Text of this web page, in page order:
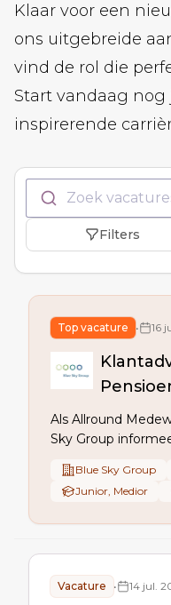
Klaar voor een
ons uitgebreide
vind de rol die
Start vandaag nog
inspirerende
Zoek
Filters
Top vacature • 16
Als Allround
Sky Group
verwerk je
bij aan
Blue Sky Group
Junior, Medior
Vacature • 14 jul.